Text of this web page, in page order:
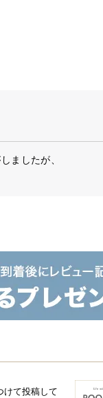
に失っていると言
が重要です。
ましたが、
けて投稿して